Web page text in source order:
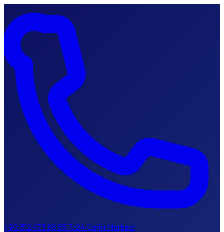
+90 312 473 88 55 7/24 Çağrı Merkezi